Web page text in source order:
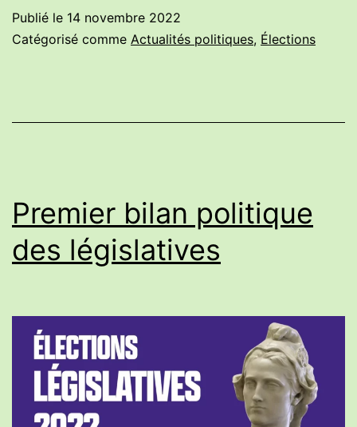
ce
vraiment
nécessaire
Publié le 14 novembre 2022
Catégorisé comme Actualités politiques, Élections
Premier bilan politique
des législatives